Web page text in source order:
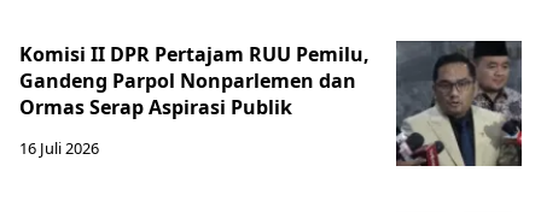
Komisi II DPR Pertajam RUU Pemilu,
Gandeng Parpol Nonparlemen dan
Ormas Serap Aspirasi Publik
16 Juli 2026